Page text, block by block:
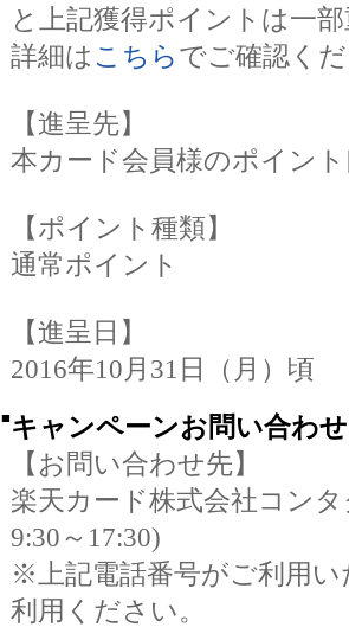
と上記獲得ポイントは一
詳細は こちら でご確認く
【進呈先】
本カード会員様のポイン
【ポイント種類】
通常ポイント
【進呈日】
2016年10月31日（月）頃
■ キャンペーンお問い合わせ
【お問い合わせ先】
楽天カード株式会社コン
9:30～17:30)
※上記電話番号がご利用い
利用ください。